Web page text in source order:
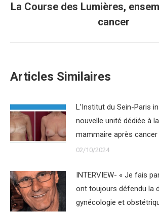
Onglet
suivant
La Course des Lumières,
cancer
Articles Similaires
L’Institut du Sein-Paris
nouvelle unité dédiée à
mammaire après cancer
02/10/2024
INTERVIEW- « Je fais
ont toujours défendu la
gynécologie et